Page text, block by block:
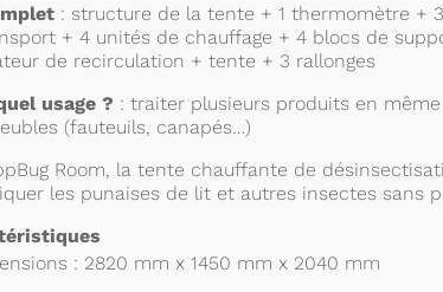
: structure de la tente + 1 thermomètre +
+ 4 unités de chauffage + 4 blocs de
de recirculation + tente + 3 rallonges
usage ? : traiter plusieurs produits en
(fauteuils, canapés…)
Room, la tente chauffante de
les punaises de lit et autres insectes sans
: 2820 mm x 1450 mm x 2040 mm